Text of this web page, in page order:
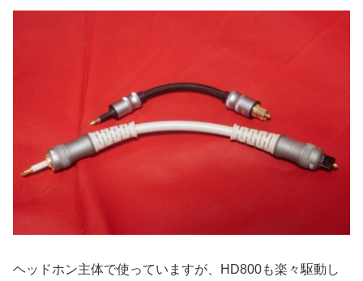
ヘッドホン主体で使っていますが、HD800も楽々駆動し